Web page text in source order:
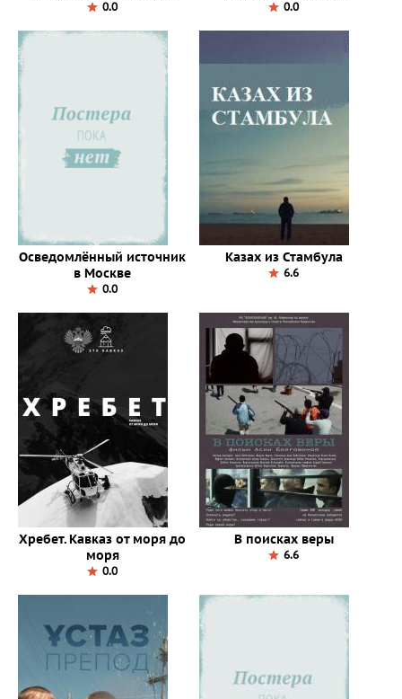
0.0 0.0
Осведомлённый источник
в Москве
0.0
Казах из Стамбула
6.6
Хребет. Кавказ от моря до
моря
0.0
В поисках веры
6.6